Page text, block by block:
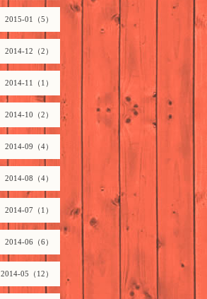
2015-01（5）
2014-12（2）
2014-11（1）
2014-10（2）
2014-09（4）
2014-08（4）
2014-07（1）
2014-06（6）
2014-05（12）